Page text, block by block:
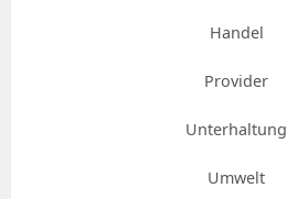
Handel
Provider
Unterhaltung
Umwelt